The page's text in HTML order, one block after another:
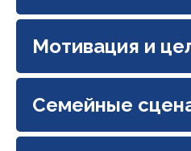
Мотивация и
Семейные